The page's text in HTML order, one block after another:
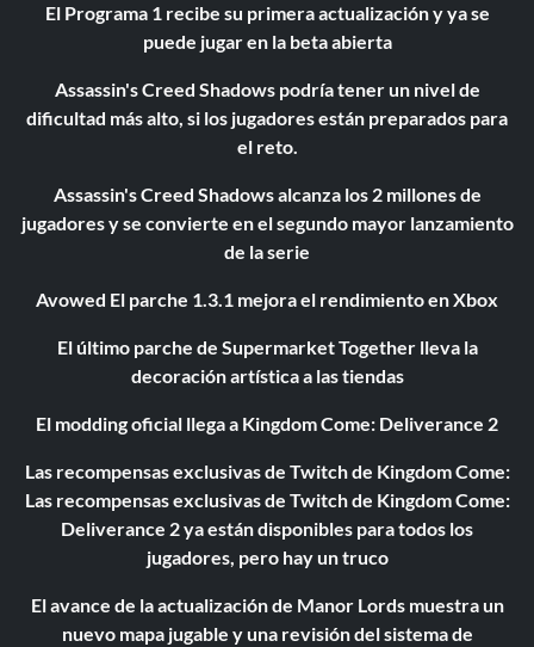
El Programa 1 recibe su primera actualización y ya se
puede jugar en la beta abierta
Assassin's Creed Shadows podría tener un nivel de
dificultad más alto, si los jugadores están preparados para
el reto.
Assassin's Creed Shadows alcanza los 2 millones de
jugadores y se convierte en el segundo mayor lanzamiento
de la serie
Avowed El parche 1.3.1 mejora el rendimiento en Xbox
El último parche de Supermarket Together lleva la
decoración artística a las tiendas
El modding oficial llega a Kingdom Come: Deliverance 2
Las recompensas exclusivas de Twitch de Kingdom Come:
Las recompensas exclusivas de Twitch de Kingdom Come:
Deliverance 2 ya están disponibles para todos los
jugadores, pero hay un truco
El avance de la actualización de Manor Lords muestra un
nuevo mapa jugable y una revisión del sistema de